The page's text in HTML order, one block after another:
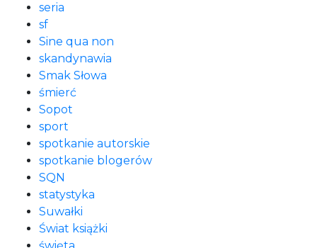
seria
sf
Sine qua non
skandynawia
Smak Słowa
śmierć
Sopot
sport
spotkanie autorskie
spotkanie blogerów
SQN
statystyka
Suwałki
Świat książki